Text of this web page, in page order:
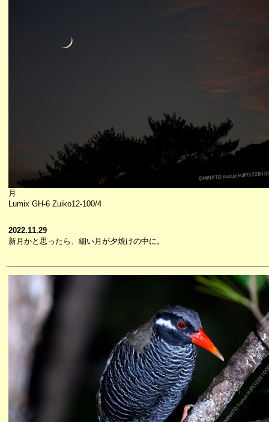
月
Lumix GH-6 Zuiko12-100/4
2022.11.29
新月かと思ったら、細い月が夕焼けの中に。